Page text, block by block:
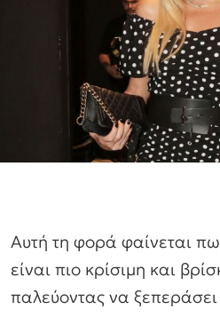
Αυτή τη φορά φαίνεται
είναι πιο κρίσιμη και
παλεύοντας να